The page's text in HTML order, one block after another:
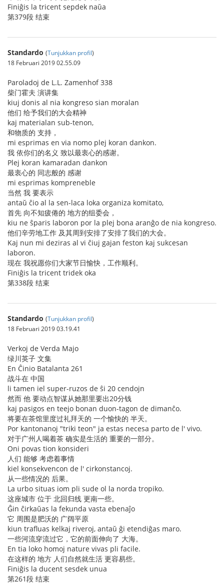
Finiĝis la tricent sepdek naŭa
第379段 结束
Standardo (Tunjukkan profil)
18 Februari 2019 02.55.09
Paroladoj de L.L. Zamenhof 338
柴门霍夫 演讲集
kiuj donis al nia kongreso sian moralan
他们 给予我们的大会精神
kaj materialan sub-tenon,
和物质的 支持，
mi esprimas en via nomo plej koran dankon.
我 依你们的名义 致以最衷心的感谢。
Plej koran kamaradan dankon
最衷心的 同志般的 感谢
mi esprimas kompreneble
当然 我 要表示
antaŭ ĉio al la sen-laca loka organiza komitato,
首先 向不知疲倦的 地方的组委会，
kiu ne ŝparis laboron por la plej bona aranĝo de nia kongreso.
他们辛劳地工作 及其周到安排了安排了我们的大会。
Kaj nun mi deziras al vi ĉiuj gajan feston kaj sukcesan
laboron.
现在 我祝愿你们大家节日愉快，工作顺利。
Finiĝis la tricent tridek oka
第338段 结束
Standardo (Tunjukkan profil)
18 Februari 2019 03.19.41
Verkoj de Verda Majo
绿川英子 文集
En Ĉinio Batalanta 261
战斗在 中国
li tamen iel super-ruzos de ŝi 20 cendojn
然而 他 要动点智谋从她那里要出20分钱
kaj pasigos en teejo bonan duon-tagon de dimanĉo.
将要在茶馆里度过礼拜天的 一个愉快的 半天。
Por kantonanoj "triki teon" ja estas necesa parto de l' vivo.
对于广州人喝着茶 确实是生活的 重要的一部分。
Oni povas tion konsideri
人们 能够 考虑着事情
kiel konsekvencon de l' cirkonstancoj.
从一些情况的 后果。
La urbo situas iom pli sude ol la norda tropiko.
这座城市 位于 北回归线 更南一些。
Ĝin ĉirkaŭas la fekunda vasta ebenaĵo
它 周围是肥沃的 广阔平原
kiun trafluas kelkaj riveroj, antaŭ ĝi etendiĝas maro.
一些河流穿流过它，它的前面伸向了 大海。
En tia loko homoj nature vivas pli facile.
在这样的 地方 人们自然就生活 更容易些。
Finiĝis la ducent sesdek unua
第261段 结束